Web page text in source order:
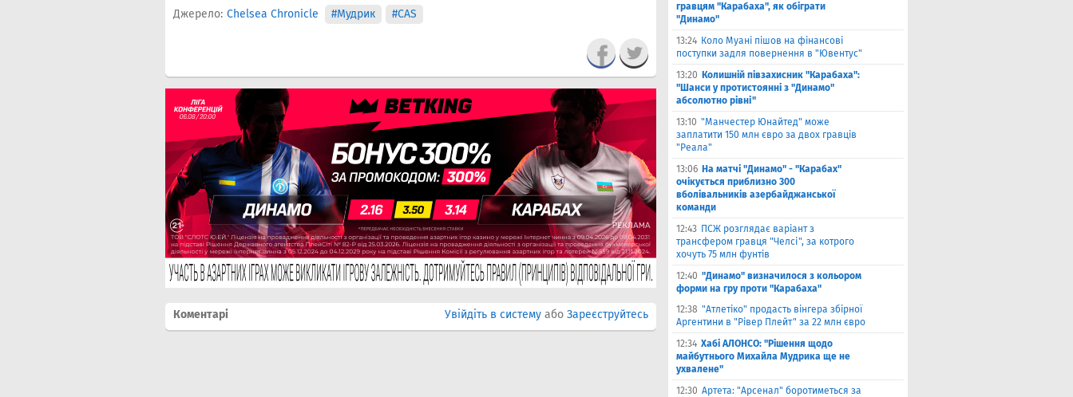
Джерело: Chelsea Chronicle #Мудрик #CAS
Коментарі Увійдіть в систему або Зареєструйтесь
гравцям "Карабаха", як обіграти
"Динамо"
13:24 Коло Муані пішов на фінансові
поступки задля повернення в "Ювентус"
13:20 Колишній півзахисник "Карабаха":
"Шанси у протистоянні з "Динамо"
абсолютно рівні"
13:10 "Манчестер Юнайтед" може
заплатити 150 млн євро за двох гравців
"Реала"
13:06 На матчі "Динамо" - "Карабах"
очікується приблизно 300
вболівальників азербайджанської
команди
12:43 ПСЖ розглядає варіант з
трансфером гравця "Челсі", за котрого
хочуть 75 млн фунтів
12:40 "Динамо" визначилося з кольором
форми на гру проти "Карабаха"
12:38 "Атлетіко" продасть вінгера збірної
Аргентини в "Рівер Плейт" за 22 млн євро
12:34 Хабі АЛОНСО: "Рішення щодо
майбутнього Михайла Мудрика ще не
ухвалене"
12:30 Артета: "Арсенал" боротиметься за